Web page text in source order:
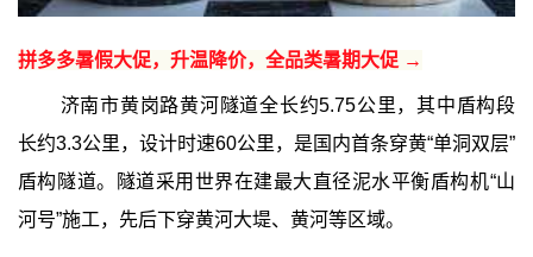
拼多多暑假大促，升温降价，全品类暑期大促 →
济南市黄岗路黄河隧道全长约5.75公里，其中盾构段
长约3.3公里，设计时速60公里，是国内首条穿黄“单洞双层”
盾构隧道。隧道采用世界在建最大直径泥水平衡盾构机“山
河号”施工，先后下穿黄河大堤、黄河等区域。